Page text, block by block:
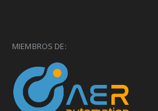
MIEMBROS DE: